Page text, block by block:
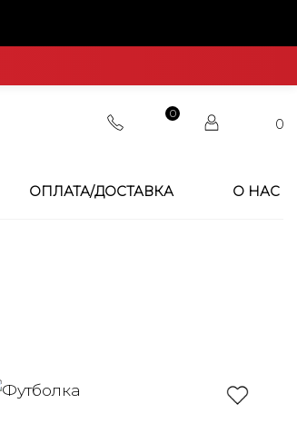
0
0
ОПЛАТА/ДОСТАВКА О НАС